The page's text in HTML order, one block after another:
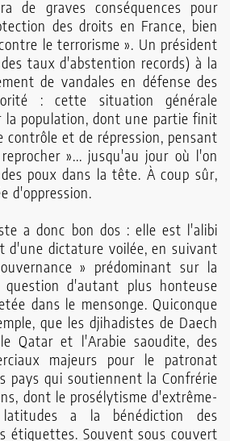
de graves conséquences pour
des droits en France, bien
le terrorisme ». Un président
taux d'abstention records) à la
de vandales en défense des
: cette situation générale
la population, dont une partie finit
contrôle et de répression, pensant
»... jusqu'au jour où l'on
poux dans la tête. À coup sûr,
d'oppression.
a donc bon dos : elle est l'alibi
d'une dictature voilée, en suivant
» prédominant sur la
d'autant plus honteuse
dans le mensonge. Quiconque
que les djihadistes de Daech
Qatar et l'Arabie saoudite, des
majeurs pour le patronat
pays qui soutiennent la Confrérie
dont le prosélytisme d'extrême-
a la bénédiction des
étiquettes. Souvent sous couvert